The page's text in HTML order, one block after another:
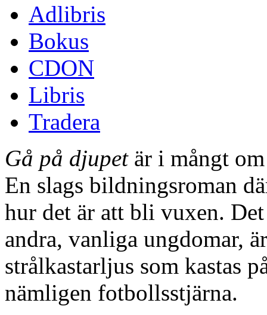
Adlibris
Bokus
CDON
Libris
Tradera
Gå på djupetär i mångt
En slags bildningsroman
hur det är att bli vuxen.
andra, vanliga ungdomar,
strålkastarljus som kastas
nämligen fotbollsstjärna.